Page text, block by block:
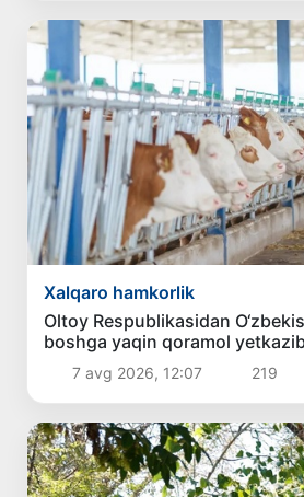
Xalqaro hamkorlik
Oltoy Respublikasidan
boshga yaqin qoramol
7 avg 2026, 12:07 219